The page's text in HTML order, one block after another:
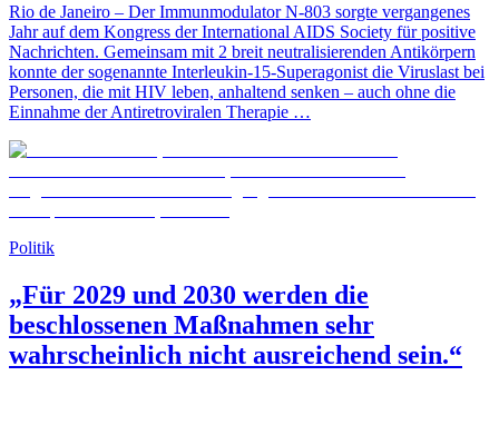
Rio de Janeiro – Der Immunmodulator N-803 sorgte vergangenes
Jahr auf dem Kongress der International AIDS Society für positive
Nachrichten. Gemeinsam mit 2 breit neutralisierenden Antikörpern
konnte der sogenannte Interleukin-15-Superagonist die Viruslast bei
Personen, die mit HIV leben, anhaltend senken – auch ohne die
Einnahme der Antiretroviralen Therapie …
Politik
„Für 2029 und 2030 werden die
beschlossenen Maßnahmen sehr
wahrscheinlich nicht ausreichend sein.“